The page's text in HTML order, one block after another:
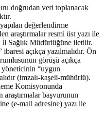
doğrudan veri toplanacak
değerlendirme
araştırmalar resmi üst yazı ile
Sağlık Müdürlüğüne iletilir.
açıkça yazılmalıdır. Ön
görüşü açıkça
yöneticinin “uygun
(imzalı-kaşeli-mühürlü).
Komisyonunda
başvurunun
(e-mail adresine) yazı ile